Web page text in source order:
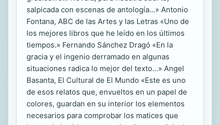
salpicada con escenas de antología...» Antonio
Fontana, ABC de las Artes y las Letras «Uno de
los mejores libros que he leído en los últimos
tiempos.» Fernando Sánchez Dragó «En la
gracia y el ingenio derramado en algunas
situaciones radica lo mejor del texto...» Angel
Basanta, El Cultural de El Mundo «Este es uno
de esos relatos que, envueltos en un papel de
colores, guardan en su interior los elementos
necesarios para comprobar los matices que